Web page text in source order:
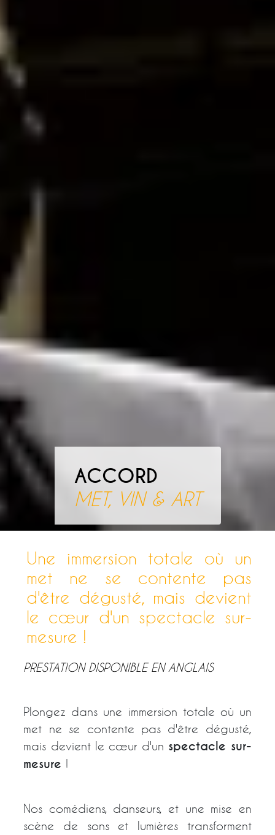
ACCORD
MET, VIN & ART
Une immersion totale où un
met ne se contente pas
d'être dégusté, mais devient
le cœur d'un spectacle sur-
mesure !
PRESTATION DISPONIBLE EN ANGLAIS
Plongez dans une immersion totale où un
met ne se contente pas d'être dégusté,
mais devient le cœur d'un spectacle sur-
mesure !
Nos comédiens, danseurs, et une mise en
scène de sons et lumières transforment